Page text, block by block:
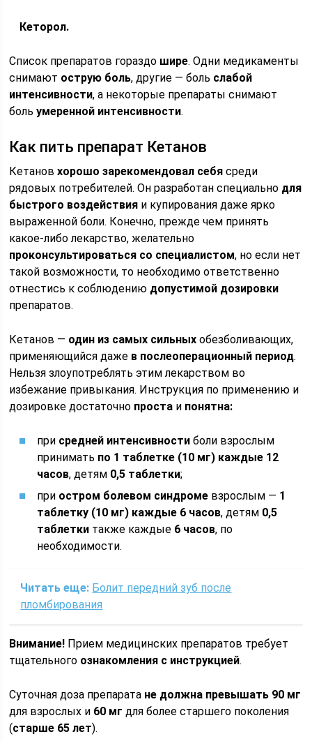
Кеторол.
Список препаратов гораздо шире. Одни медикаменты
снимают острую боль, другие — боль слабой
интенсивности, а некоторые препараты снимают
больумеренной интенсивности.
Как пить препарат Кетанов
Кетановхорошо зарекомендовал себя среди
рядовых потребителей. Он разработан специально для
быстрого воздействия и купирования даже ярко
выраженной боли. Конечно, прежде чем принять
какое-либо лекарство, желательно
проконсультироваться со специалистом, но если нет
такой возможности, то необходимо ответственно
отнестись к соблюдению допустимой дозировки
препаратов.
Кетанов — один из самых сильных обезболивающих,
применяющийся даже в послеоперационный период.
Нельзя злоупотреблять этим лекарством во
избежание привыкания. Инструкция по применению и
дозировке достаточно проста и понятна:
при средней интенсивности боли взрослым
принимать по 1 таблетке (10 мг) каждые 12
часов, детям 0,5 таблетки;
при остром болевом синдроме взрослым — 1
таблетку (10 мг) каждые 6 часов, детям 0,5
таблетки также каждые 6 часов, по
необходимости.
Читать еще: Болит передний зуб после
пломбирования
Внимание! Прием медицинских препаратов требует
тщательного ознакомления с инструкцией.
Суточная доза препарата не должна превышать 90 мг
для взрослых и 60 мг для более старшего поколения
(старше 65 лет).